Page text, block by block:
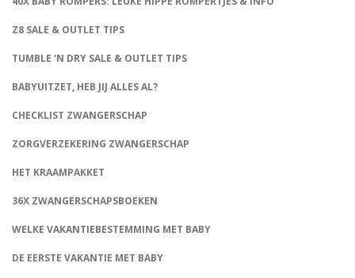
Z8 SALE & OUTLET TIPS
TUMBLE ‘N DRY SALE & OUTLET TIPS
BABYUITZET, HEB JIJ ALLES AL?
CHECKLIST ZWANGERSCHAP
ZORGVERZEKERING ZWANGERSCHAP
HET KRAAMPAKKET
36X ZWANGERSCHAPSBOEKEN
WELKE VAKANTIEBESTEMMING MET BABY
DE EERSTE VAKANTIE MET BABY